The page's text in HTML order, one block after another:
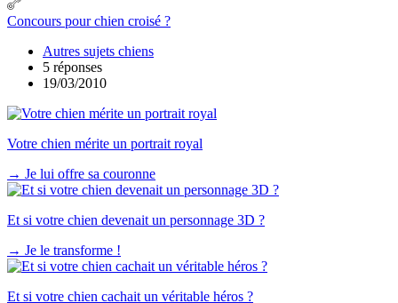
Concours pour chien croisé ?
Autres sujets chiens
5 réponses
19/03/2010
Votre chien mérite un portrait royal
→ Je lui offre sa couronne
Et si votre chien devenait un personnage 3D ?
→ Je le transforme !
Et si votre chien cachait un véritable héros ?